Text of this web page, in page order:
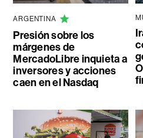
ARGENTINA
Presión sobre los
márgenes de
MercadoLibre inquieta a
inversores y acciones
caen en el Nasdaq